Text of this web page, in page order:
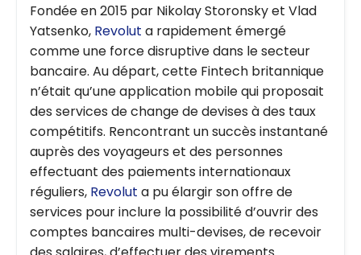
Fondée en 2015 par Nikolay Storonsky et Vlad
Yatsenko, Revolut a rapidement émergé
comme une force disruptive dans le secteur
bancaire. Au départ, cette Fintech britannique
n’était qu’une application mobile qui proposait
des services de change de devises à des taux
compétitifs. Rencontrant un succès instantané
auprès des voyageurs et des personnes
effectuant des paiements internationaux
réguliers, Revolut a pu élargir son offre de
services pour inclure la possibilité d’ouvrir des
comptes bancaires multi-devises, de recevoir